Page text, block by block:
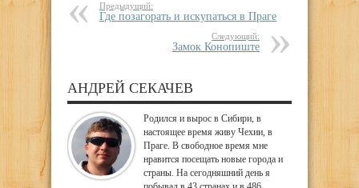
Предыдущий:
Где позагорать и искупаться в Праге
Следующий:
Замок Конопиште
АНДРЕЙ СЕКАЧЕВ
Родился и вырос в Сибири, в
настоящее время живу Чехии, в
Праге. В свободное время мне
нравится посещать новые города и
страны. На сегодняшний день я